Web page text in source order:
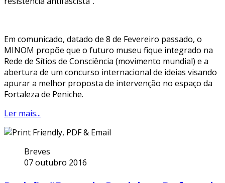
Em comunicado, datado de 8 de Fevereiro passado, o
MINOM propõe que o futuro museu fique integrado na
Rede de Sítios de Consciência (movimento mundial) e a
abertura de um concurso internacional de ideias visando
apurar a melhor proposta de intervenção no espaço da
Fortaleza de Peniche.
Ler mais...
Breves
07 outubro 2016